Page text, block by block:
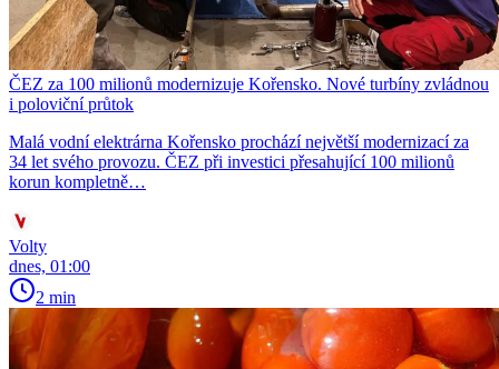
ČEZ za 100 milionů modernizuje Kořensko. Nové turbíny zvládnou
i poloviční průtok
Malá vodní elektrárna Kořensko prochází největší modernizací za
34 let svého provozu. ČEZ při investici přesahující 100 milionů
korun kompletně…
Volty
dnes, 01:00
2 min